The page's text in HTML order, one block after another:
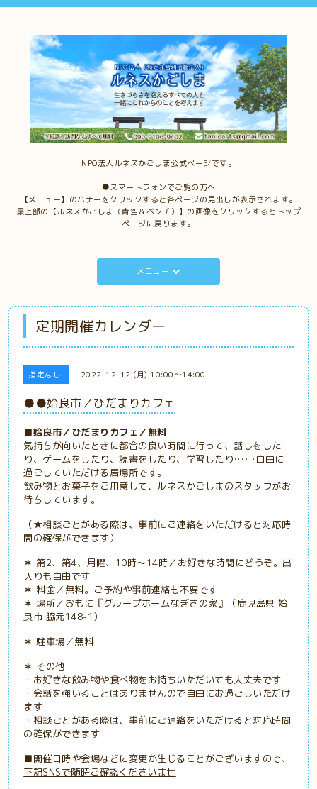
NPO法人ルネスかごしま公式ページです。
●スマートフォンでご覧の方へ
【メニュー】のバナーをクリックすると各ページの見出しが表示されます。
最上部の【ルネスかごしま（青空＆ベンチ）】の画像をクリックするとトップ
ページに戻ります。
メニュー
定期開催カレンダー
指定なし 2022-12-12 (月) 10:00～14:00
●●姶良市／ひだまりカフェ
■姶良市／ひだまりカフェ／無料
気持ちが向いたときに都合の良い時間に行って、話しをした
り、ゲームをしたり、読書をしたり、学習したり……自由に
過ごしていただける居場所です。
飲み物とお菓子をご用意して、ルネスかごしまのスタッフがお
待ちしています。
（★相談ごとがある際は、事前にご連絡をいただけると対応時
間の確保ができます）
＊ 第2、第4、月曜、10時～14時／お好きな時間にどうぞ。出
入りも自由です
＊ 料金／無料。ご予約や事前連絡も不要です
＊ 場所／おもに 『グループホームなぎさの家』（鹿児島県 姶
良市 脇元148-1）
＊ 駐車場／無料
＊ その他
・お好きな飲み物や食べ物をお持ちいただいても大丈夫です
・会話を強いることはありませんので自由にお過ごしいただけ
ます
・ 相談ごとがある際は、事前にご連絡をいただけると対応時間
の確保ができます
■開催日時や会場などに変更が生じることがございますので、
下記SNSで随時ご確認くださいませ